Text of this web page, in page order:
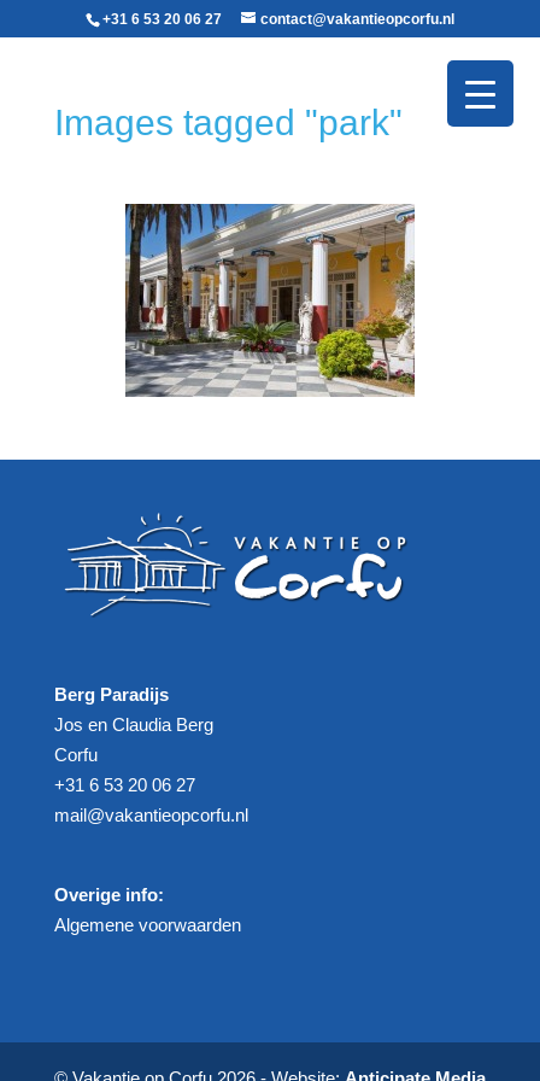
+31 6 53 20 06 27‬ contact@vakantieopcorfu.nl
Images tagged "park"
Berg Paradijs
Jos en Claudia Berg
Corfu
+31 6 53 20 06 27‬
mail@vakantieopcorfu.nl
Overige info:
Algemene voorwaarden